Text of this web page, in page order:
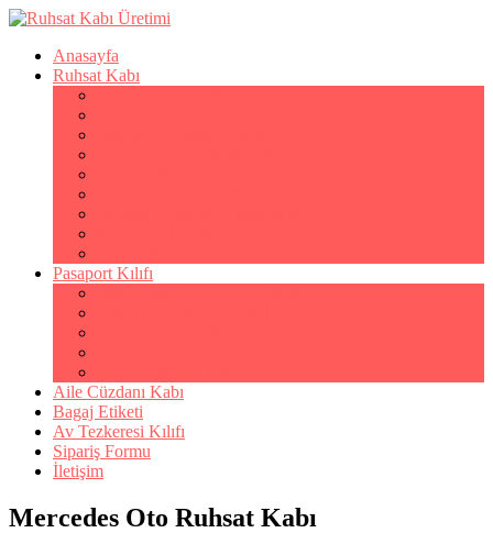
Anasayfa
Ruhsat Kabı
Pasaport Kılıfı
Aile Cüzdanı Kabı
Bagaj Etiketi
Av Tezkeresi Kılıfı
Sipariş Formu
İletişim
Mercedes Oto Ruhsat Kabı